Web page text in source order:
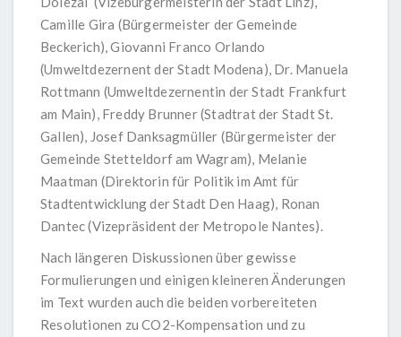
Camille Gira (Bürgermeister der Gemeinde
Beckerich), Giovanni Franco Orlando
(Umweltdezernent der Stadt Modena), Dr. Manuela
Rottmann (Umweltdezernentin der Stadt Frankfurt
am Main), Freddy Brunner (Stadtrat der Stadt St.
Gallen), Josef Danksagmüller (Bürgermeister der
Gemeinde Stetteldorf am Wagram), Melanie
Maatman (Direktorin für Politik im Amt für
Stadtentwicklung der Stadt Den Haag), Ronan
Dantec (Vizepräsident der Metropole Nantes).
Nach längeren Diskussionen über gewisse
Formulierungen und einigen kleineren Änderungen
im Text wurden auch die beiden vorbereiteten
Resolutionen zu CO2-Kompensation und zu